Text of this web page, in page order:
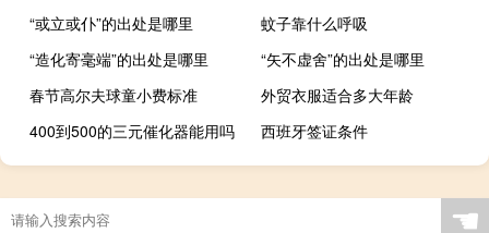
“或立或仆”的出处是哪里
蚊子靠什么呼吸
“造化寄毫端”的出处是哪里
“矢不虚舍”的出处是哪里
春节高尔夫球童小费标准
外贸衣服适合多大年龄
400到500的三元催化器能用吗
西班牙签证条件
☚